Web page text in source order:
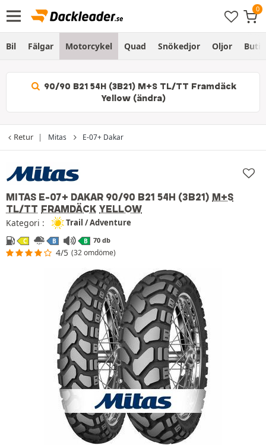
Bil Fälgar Motorcykel Quad Snökedjor Oljor Butik
90/90 B21 54H (3B21) M+S TL/TT Framdäck
Yellow (ändra)
Retur Mitas E-07+ Dakar
MITAS E-07+ DAKAR 90/90 B21 54H (3B21) M+S
TL/TT FRAMDÄCK YELLOW
Kategori : Trail / Adventure
C B B 70 db
4/5 (32 omdöme)